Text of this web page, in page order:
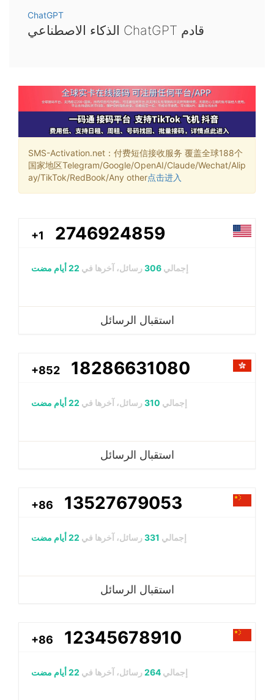
ChatGPT
الذكاء الاصطناعي ChatGPT قادم
SMS-Activation.net：付费短信接收服务 覆盖全球188个
国家地区Telegram/Google/OpenAI/Claude/Wechat/Alip
ay/TikTok/RedBook/Any other点击进入
+1 2746924859
إجمالي 306 رسائل، آخرها في 22 أيام مضت
استقبال الرسائل
+852 18286631080
إجمالي 310 رسائل، آخرها في 22 أيام مضت
استقبال الرسائل
+86 13527679053
إجمالي 331 رسائل، آخرها في 22 أيام مضت
استقبال الرسائل
+86 12345678910
إجمالي 264 رسائل، آخرها في 22 أيام مضت